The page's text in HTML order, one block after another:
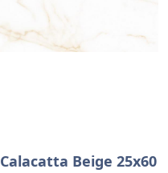
Calacatta Beige 25x60